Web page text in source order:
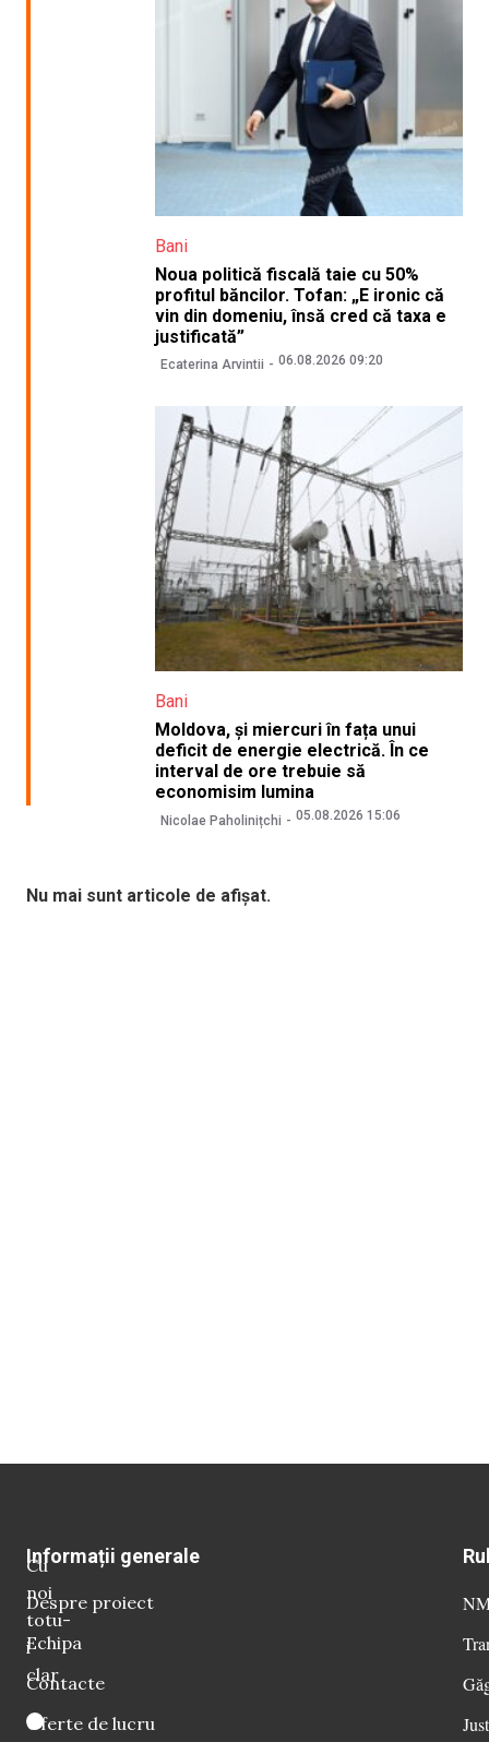
Bani
Noua politică fiscală taie cu 50%
profitul băncilor. Tofan: „E ironic că
vin din domeniu, însă cred că taxa e
justificată”
Ecaterina Arvintii 06.08.2026 09:20
Bani
Moldova, și miercuri în fața unui
deficit de energie electrică. În ce
interval de ore trebuie să
economisim lumina
Nicolae Paholinițchi 05.08.2026 15:06
Nu mai sunt articole de afișat.
Cu
noi
totu-
i
clar
Informații generale
Despre proiect
Echipa
Contacte
Oferte de lucru